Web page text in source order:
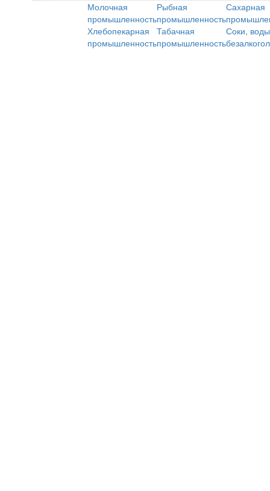
Молочная
промышленность
Рыбная
промышленность
Сахарная
Хлебопекарная
промышленность
Табачная
промышленность
Соки,